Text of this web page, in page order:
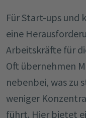
Für Start-ups und
eine
Arbeitskräfte für
Oft übernehmen
nebenbei, was zu
weniger
führt. Hier bietet